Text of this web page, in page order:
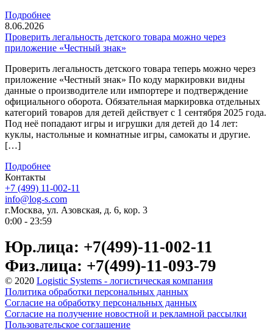
Подробнее
8.06.2026
Проверить легальность детского товара можно через
приложение «Честный знак»
Проверить легальность детского товара теперь можно через
приложение «Честный знак» По коду маркировки видны
данные о производителе или импортере и подтверждение
официального оборота. Обязательная маркировка отдельных
категорий товаров для детей действует с 1 сентября 2025 года.
Под неё попадают игры и игрушки для детей до 14 лет:
куклы, настольные и комнатные игры, самокаты и другие.
[…]
Подробнее
Контакты
+7 (499) 11-002-11
info@log-s.com
г.Москва, ул. Азовская, д. 6, кор. 3
0:00 - 23:59
Юр.лица: +7(499)-11-002-11
Физ.лица: +7(499)-11-093-79
© 2020 Logistic Systems - логистическая компания
Политика обработки персональных данных
Согласие на обработку персональных данных
Согласие на получение новостной и рекламной рассылки
Пользовательское соглашение